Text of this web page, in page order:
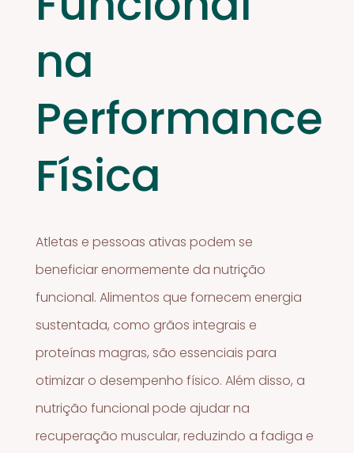
na
Performance
Física
Atletas e pessoas ativas podem se
beneficiar enormemente da nutrição
funcional. Alimentos que fornecem energia
sustentada, como grãos integrais e
proteínas magras, são essenciais para
otimizar o desempenho físico. Além disso, a
nutrição funcional pode ajudar na
recuperação muscular, reduzindo a fadiga e